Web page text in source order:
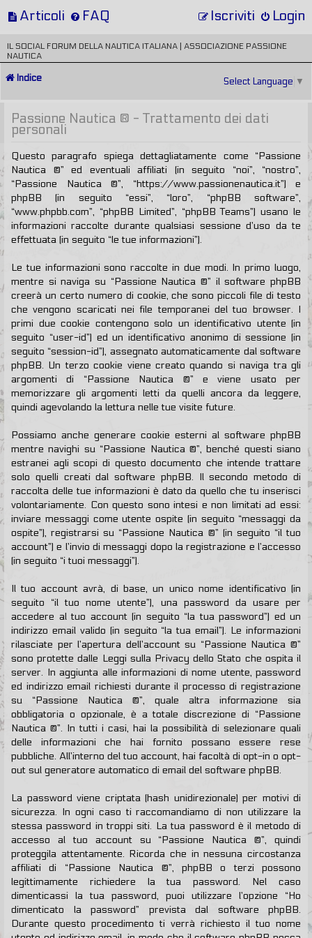
Articoli FAQ Login
Iscriviti
IL SOCIAL FORUM DELLA NAUTICA ITALIANA | ASSOCIAZIONE PASSIONE
NAUTICA
Indice Select Language ▼
Passione Nautica ® - Trattamento dei dati
personali
Questo paragrafo spiega dettagliatamente come “Passione
Nautica ®” ed eventuali affiliati (in seguito “noi”, “nostro”,
“Passione Nautica ®”, “https://www.passionenautica.it”) e
phpBB (in seguito “essi”, “loro”, “phpBB software”,
“www.phpbb.com”, “phpBB Limited”, “phpBB Teams”) usano le
informazioni raccolte durante qualsiasi sessione d’uso da te
effettuata (in seguito “le tue informazioni”).
Le tue informazioni sono raccolte in due modi. In primo luogo,
mentre si naviga su “Passione Nautica ®” il software phpBB
creerà un certo numero di cookie, che sono piccoli file di testo
che vengono scaricati nei file temporanei del tuo browser. I
primi due cookie contengono solo un identificativo utente (in
seguito “user-id”) ed un identificativo anonimo di sessione (in
seguito “session-id”), assegnato automaticamente dal software
phpBB. Un terzo cookie viene creato quando si naviga tra gli
argomenti di “Passione Nautica ®” e viene usato per
memorizzare gli argomenti letti da quelli ancora da leggere,
quindi agevolando la lettura nelle tue visite future.
Possiamo anche generare cookie esterni al software phpBB
mentre navighi su “Passione Nautica ®”, benché questi siano
estranei agli scopi di questo documento che intende trattare
solo quelli creati dal software phpBB. Il secondo metodo di
raccolta delle tue informazioni è dato da quello che tu inserisci
volontariamente. Con questo sono intesi e non limitati ad essi:
inviare messaggi come utente ospite (in seguito “messaggi da
ospite”), registrarsi su “Passione Nautica ®” (in seguito “il tuo
account”) e l’invio di messaggi dopo la registrazione e l’accesso
(in seguito “i tuoi messaggi”).
Il tuo account avrà, di base, un unico nome identificativo (in
seguito “il tuo nome utente”), una password da usare per
accedere al tuo account (in seguito “la tua password”) ed un
indirizzo email valido (in seguito “la tua email”). Le informazioni
rilasciate per l’apertura dell’account su “Passione Nautica ®”
sono protette dalle Leggi sulla Privacy dello Stato che ospita il
server. In aggiunta alle informazioni di nome utente, password
ed indirizzo email richiesti durante il processo di registrazione
su “Passione Nautica ®”, quale altra informazione sia
obbligatoria o opzionale, è a totale discrezione di “Passione
Nautica ®”. In tutti i casi, hai la possibilità di selezionare quali
delle informazioni che hai fornito possano essere rese
pubbliche. All’interno del tuo account, hai facoltà di opt-in o opt-
out sul generatore automatico di email del software phpBB.
La password viene criptata (hash unidirezionale) per motivi di
sicurezza. In ogni caso ti raccomandiamo di non utilizzare la
stessa password in troppi siti. La tua password è il metodo di
accesso al tuo account su “Passione Nautica ®”, quindi
proteggila attentamente. Ricorda che in nessuna circostanza
affiliati di “Passione Nautica ®”, phpBB o terzi possono
legittimamente richiedere la tua password. Nel caso
dimenticassi la tua password, puoi utilizzare l’opzione “Ho
dimenticato la password” prevista dal software phpBB.
Durante questo procedimento ti verrà richiesto il tuo nome